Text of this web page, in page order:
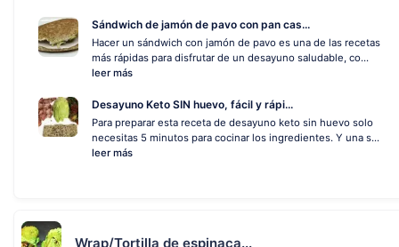
Sándwich de jamón de pavo con pan cas...
Hacer un sándwich con jamón de pavo es una de las recetas
más rápidas para disfrutar de un desayuno saludable, co...
leer más
Desayuno Keto SIN huevo, fácil y rápi...
Para preparar esta receta de desayuno keto sin huevo solo
necesitas 5 minutos para cocinar los ingredientes. Y una s...
leer más
Wrap/Tortilla de espinaca...